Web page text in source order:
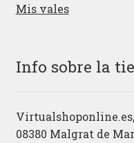
Mis vales
Info sobre la
Virtualshoponline.es,
08380 Malgrat de